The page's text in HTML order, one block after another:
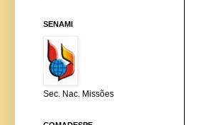
SENAMI
Sec. Nac. Missões